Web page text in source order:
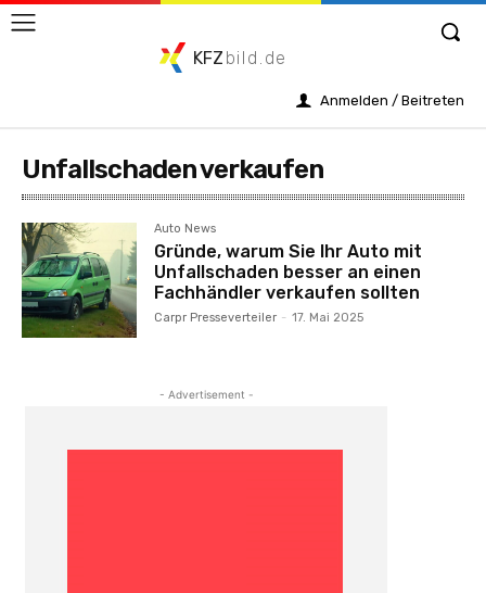
KFZ bild.de
Anmelden / Beitreten
Unfallschaden verkaufen
Auto News
Gründe, warum Sie Ihr Auto mit
Unfallschaden besser an einen
Fachhändler verkaufen sollten
Carpr Presseverteiler - 17. Mai 2025
- Advertisement -